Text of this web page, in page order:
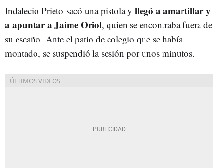
Indalecio Prieto sacó una pistola y llegó a amartillar y
a apuntar a Jaime Oriol, quien se encontraba fuera de
su escaño. Ante el patio de colegio que se había
montado, se suspendió la sesión por unos minutos.